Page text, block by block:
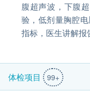
腹超声波，下腹
验，低剂量胸腔
指标，医生讲解报
体检项目 99+